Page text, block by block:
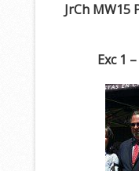
JrCh MW15
Exc 1